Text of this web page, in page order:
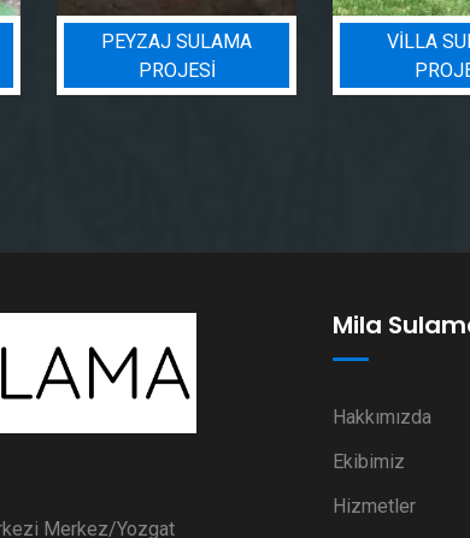
PEYZAJ SULAMA
PROJESI
VILLA
Merkez/Yozgat
Mila
Hakkımızda
Ekibimiz
Hizmetler